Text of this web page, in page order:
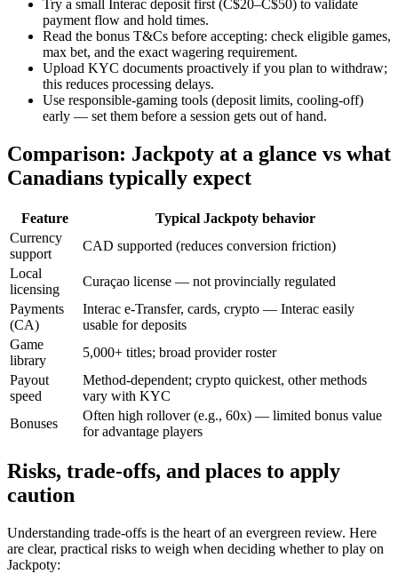
Try a small Interac deposit first (C$20–C$50) to validate
payment flow and hold times.
Read the bonus T&Cs before accepting: check eligible games,
max bet, and the exact wagering requirement.
Upload KYC documents proactively if you plan to withdraw;
this reduces processing delays.
Use responsible-gaming tools (deposit limits, cooling-off)
early — set them before a session gets out of hand.
Comparison: Jackpoty at a glance vs what
Canadians typically expect
Feature
Typical Jackpoty behavior
Currency
support
CAD supported (reduces conversion friction)
Local
licensing
Curaçao license — not provincially regulated
Payments
(CA)
Interac e-Transfer, cards, crypto — Interac easily
usable for deposits
Game
library
5,000+ titles; broad provider roster
Payout
speed
Method-dependent; crypto quickest, other methods
vary with KYC
Bonuses
Often high rollover (e.g., 60x) — limited bonus value
for advantage players
Risks, trade-offs, and places to apply
caution
Understanding trade-offs is the heart of an evergreen review. Here
are clear, practical risks to weigh when deciding whether to play on
Jackpoty: